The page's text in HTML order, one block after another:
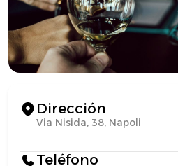
Dirección
Via Nisida, 38, Napoli
Teléfono